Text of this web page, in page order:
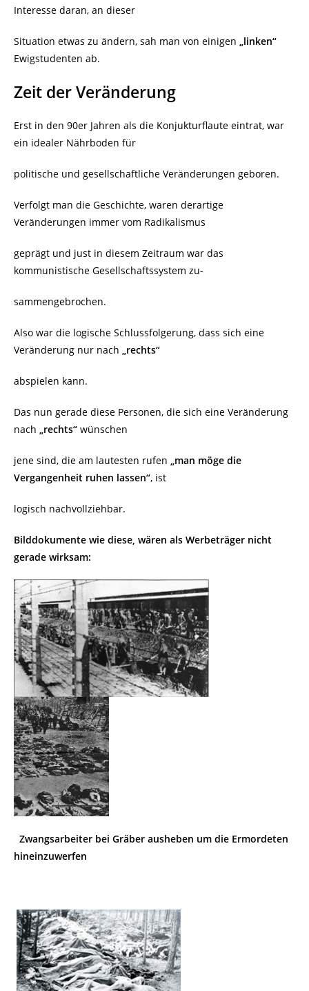
Interesse daran, an dieser
Situation etwas zu ändern, sah man von einigen „linken“
Ewigstudenten ab.
Zeit der Veränderung
Erst in den 90er Jahren als die Konjukturflaute eintrat, war
ein idealer Nährboden für
politische und gesellschaftliche Veränderungen geboren.
Verfolgt man die Geschichte, waren derartige
Veränderungen immer vom Radikalismus
geprägt und just in diesem Zeitraum war das
kommunistische Gesellschaftssystem zu-
sammengebrochen.
Also war die logische Schlussfolgerung, dass sich eine
Veränderung nur nach „rechts“
abspielen kann.
Das nun gerade diese Personen, die sich eine Veränderung
nach „rechts“ wünschen
jene sind, die am lautesten rufen „man möge die
Vergangenheit ruhen lassen“, ist
logisch nachvollziehbar.
Bilddokumente wie diese, wären als Werbeträger nicht
gerade wirksam:
Zwangsarbeiter bei Gräber ausheben um die Ermordeten
hineinzuwerfen